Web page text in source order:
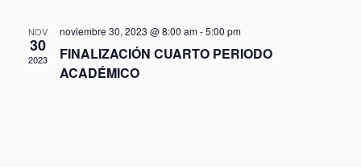
NOV
30
2023
noviembre 30, 2023 @ 8:00 am-5:00 pm
FINALIZACIÓN CUARTO PERIODO
ACADÉMICO